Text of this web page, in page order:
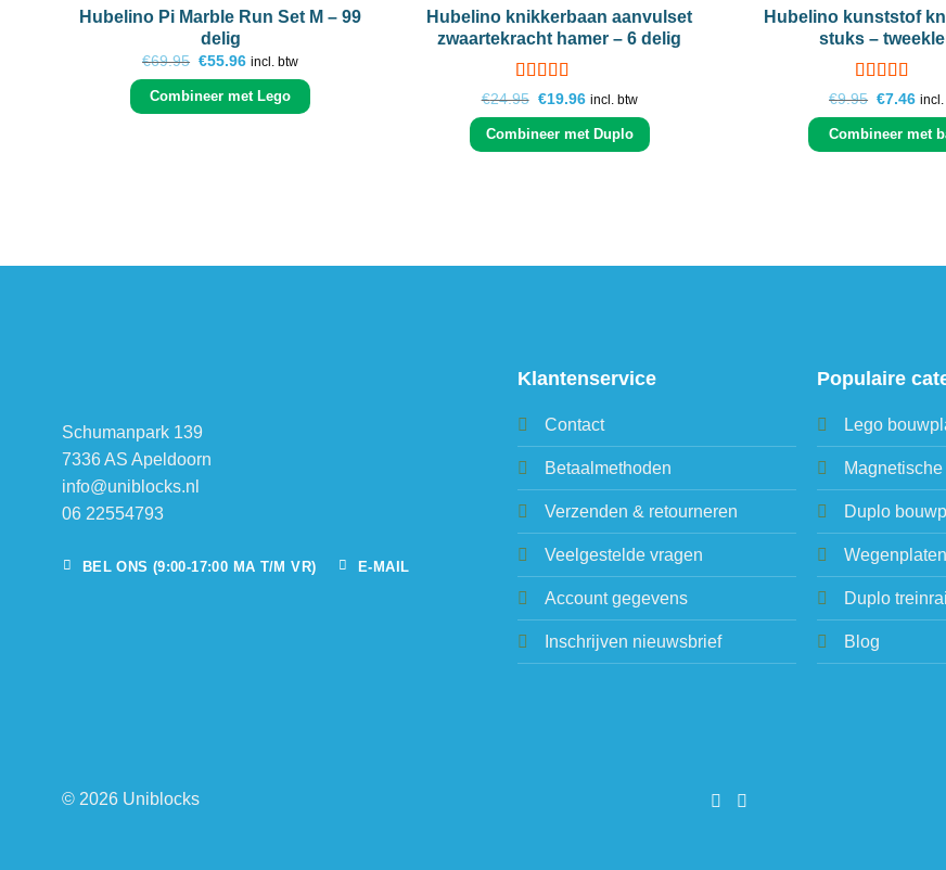
Hubelino Pi Marble Run Set M – 99
delig
€69.95 Oorspronkelijke
prijs
was:
€69.95.
€55.96Huidige
prijs
is:
€55.96.
incl. btw
Combineer met Lego
Hubelino knikkerbaan aanvulset
zwaartekracht hamer – 6 delig
Gewaardeerd
5uit 5
€24.95 Oorspronkelijke
prijs
was:
€24.95.
€19.96Huidige
prijs
is:
€19.96.
incl. btw
Combineer met Duplo
Hubelino kunststof
stuks –
Gewaardeerd
5uit 5
€9.95
prijs
was:
€9.95.
€7.46
prijs
is:
incl.
Combineer met
Schumanpark 139
7336 AS Apeldoorn
info@uniblocks.nl
06 22554793
BEL ONS (9:00-17:00 MA T/M VR) E-MAIL
Klantenservice
Contact
Betaalmethoden
Verzenden & retourneren
Veelgestelde vragen
Account gegevens
Inschrijven nieuwsbrief
Populaire
Lego
Duplo
Wegenplaten
Duplo
Blog
© 2026 Uniblocks